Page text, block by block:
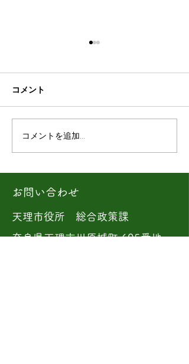
自分たちの手で、お米を
育てる喜びを。「有機栽
コメント
コメントを追加…
お問い合わせ
天理市役所 総合政策課
奈良県天理市川原城町 605番地